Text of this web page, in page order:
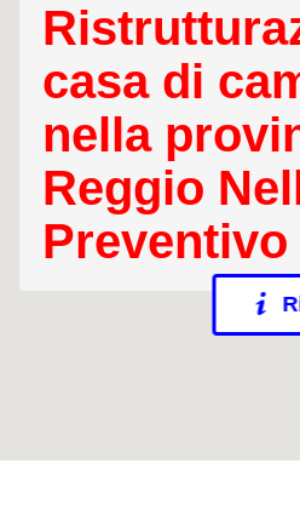
casa di
nella
Reggio
Preventivo